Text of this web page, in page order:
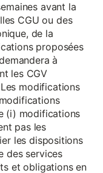
avant la
CGU ou des
de la
proposées
à
les CGV
modifications
(i) modifications
pas les
les dispositions
des services
et obligations en